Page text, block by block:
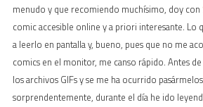
menudo y que recomiendo muchísimo, doy con
comic accesible online y a priori interesante. Lo
a leerlo en pantalla y, bueno, pues que no me
comics en el monitor, me canso rápido. Antes
los archivos GIFs y se me ha ocurrido
sorprendentemente, durante el día he ido